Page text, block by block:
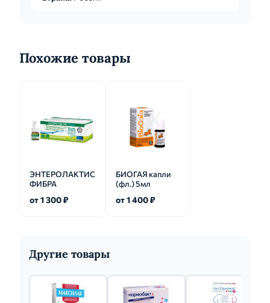
Похожие товары
ЭНТЕРОЛАКТИС
ФИБРА
от 1 300 ₽
БИОГАЯ капли
(фл.) 5мл
от 1 400 ₽
Другие товары